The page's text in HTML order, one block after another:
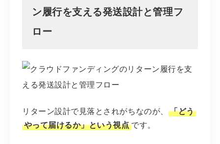
ン履行を支える発送設計と管理フ
ロー
リターン設計で見落とされがちなのが、
「どう
やって届けるか」という視点 です。